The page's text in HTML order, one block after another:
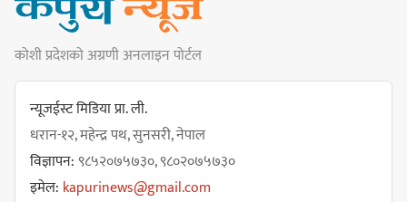
धरान उपमहानगरपालिकाको नगरसभा
चुल्हो निभ्दा ब्युँझन सक्ने आक्रोश
कोशी प्रदेशको अग्रणी अनलाइन पोर्टल
न्यूजईस्ट मिडिया प्रा. ली.
धरान-१२, महेन्द्र पथ, सुनसरी, नेपाल
विज्ञापन:९८५२०७५७३०, ९८०२०७५७३०
इमेल: kapurinews@gmail.com